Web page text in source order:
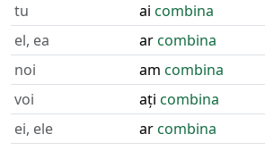
tu
ai combina
el, ea
arcombina
noi
am combina
voi
ați combina
ei, ele
arcombina